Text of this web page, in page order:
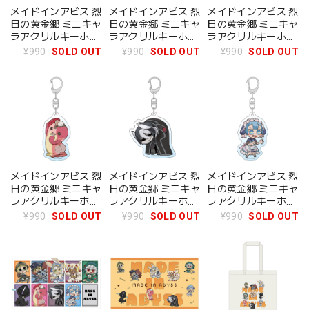
メイドインアビス 烈
日の黄金郷 ミニキャ
ラアクリルキーホル
ダー(ファプタ)
¥990 SOLD OUT
メイドインアビス 烈
日の黄金郷 ミニキャ
ラアクリルキーホル
ダー(プルシュカ)
¥990 SOLD OUT
メイドインアビス 烈
日の黄金郷 ミニキャ
ラアクリルキーホル
ダー(ボンドルド)
¥990 SOLD OUT
メイドインアビス 烈
日の黄金郷 ミニキャ
ラアクリルキーホル
ダー(マアアさん)
¥990 SOLD OUT
メイドインアビス 烈
日の黄金郷 ミニキャ
ラアクリルキーホル
ダー(オーゼン)
¥990 SOLD OUT
メイドインアビス 烈
日の黄金郷 ミニキャ
ラアクリルキーホル
ダー(マルルク)
¥990 SOLD OUT